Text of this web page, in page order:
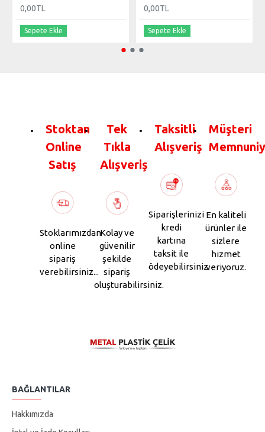
0,00TL
Sepete Ekle
0,00TL
Sepete Ekle
Stoktan
Online
Satış
Stoklarımızdan
online
sipariş
verebilirsiniz...
Tek
Tıkla
Alışveriş
Kolay ve
güvenilir
şekilde
sipariş
oluşturabilirsiniz.
Taksitli
Alışveriş
Siparişlerinizi
kredi
kartına
taksit ile
ödeyebilirsiniz.
Müşteri
En kaliteli
ürünler ile
sizlere
hizmet
veriyoruz.
BAĞLANTILAR
Hakkımızda